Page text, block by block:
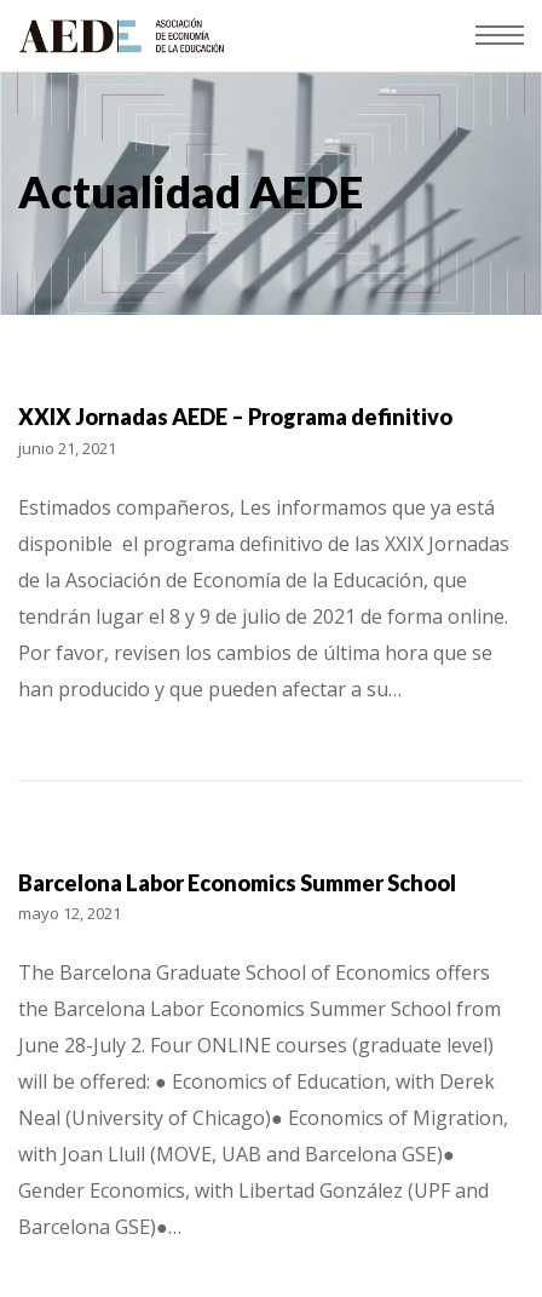
Actualidad AEDE
XXIX Jornadas AEDE – Programa definitivo
junio 21, 2021
Estimados compañeros, Les informamos que ya está
disponible el programa definitivo de las XXIX Jornadas
de la Asociación de Economía de la Educación, que
tendrán lugar el 8 y 9 de julio de 2021 de forma online.
Por favor, revisen los cambios de última hora que se
han producido y que pueden afectar a su…
Barcelona Labor Economics Summer School
mayo 12, 2021
The Barcelona Graduate School of Economics offers
the Barcelona Labor Economics Summer School from
June 28-July 2. Four ONLINE courses (graduate level)
will be offered: ● Economics of Education, with Derek
Neal (University of Chicago)● Economics of Migration,
with Joan Llull (MOVE, UAB and Barcelona GSE)●
Gender Economics, with Libertad González (UPF and
Barcelona GSE)●…